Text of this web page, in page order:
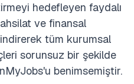
hedefleyen faydalı
ve finansal
tüm kurumsal
sorunsuz bir şekilde
benimsemiştir.